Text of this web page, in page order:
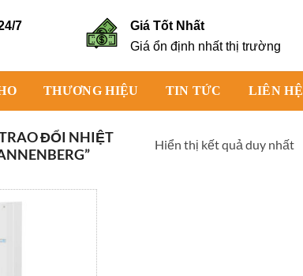
7
Giá Tốt Nhất
Giá ổn định nhất thị trường
THƯƠNG HIỆU TIN TỨC LIÊN HỆ
ĐỔI NHIỆT
Hiển thị kết quả duy nhất